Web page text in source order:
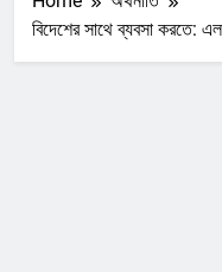
বিদেশের সাথে ব্যবসা করতে: